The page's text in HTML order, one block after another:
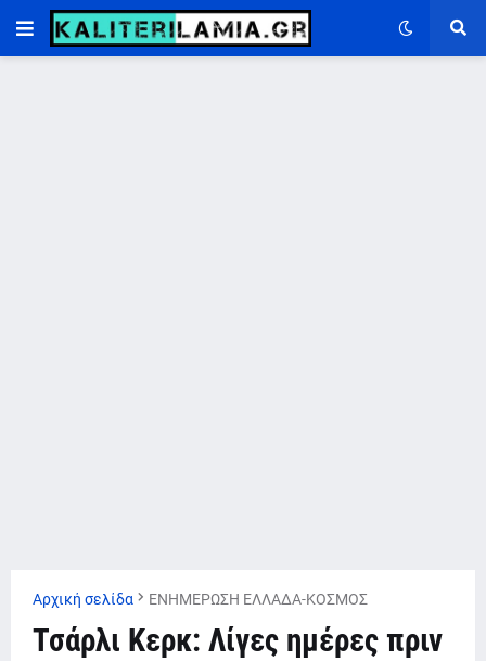
Αρχική σελίδα ΕΝΗΜΕΡΩΣΗ ΕΛΛΑΔΑ-ΚΟΣΜΟΣ
Τσάρλι Κερκ: Λίγες ημέρες πριν